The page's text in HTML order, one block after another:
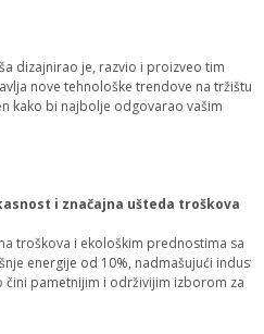
dizajnirao je, razvio i proizveo tim
nove tehnološke trendove na tržištu.
kako bi najbolje odgovarao vašim
i značajna ušteda troškova
troškova i ekološkim prednostima sa
energije od 10%, nadmašujući
čini pametnijim i održivijim izborom za